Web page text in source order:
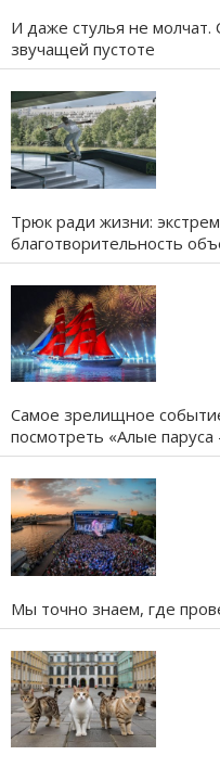
И даже стулья не молчат.
звучащей пустоте
Трюк ради жизни:
благотворительность
Самое зрелищное
посмотреть «Алые паруса
Мы точно знаем, где